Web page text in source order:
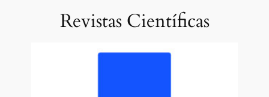
Revistas Científicas